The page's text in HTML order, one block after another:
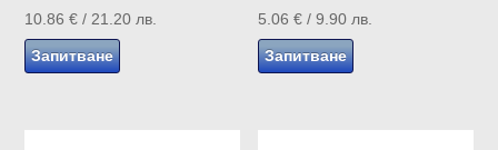
10.86€ / 21.20 лв.
Запитване
5.06€ / 9.90 лв.
Запитване